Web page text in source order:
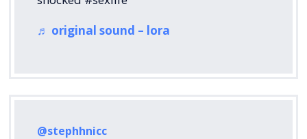
♬ original sound – lora
@stephhnicc